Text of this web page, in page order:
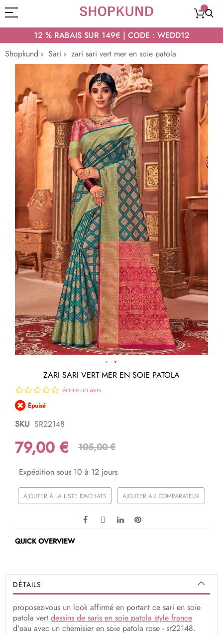
12 % RABAIS SUR 149€ | CODE : WEDD12
Shopkund
Sari zari sari vert mer en soie patola
fin
de
la
galerie
d’images
début
de
la
d’images
ZARI SARI VERT MER EN SOIE PATOLA
0.0
écrire un avis
Épuisé
SKU SR22148
79,00 € 105,00 €
Expédition sous 10 à 12 jours
AJOUTER À LA LISTE D'ACHATS AJOUTER AU COMPARATEUR
QUICK OVERVIEW
DÉTAILS
proposez-vous un look affirmé en portant ce sari en soie
patola vert dessins de saris en soie patola style france
d'eau avec un chemisier en soie patola rose - sr22148.